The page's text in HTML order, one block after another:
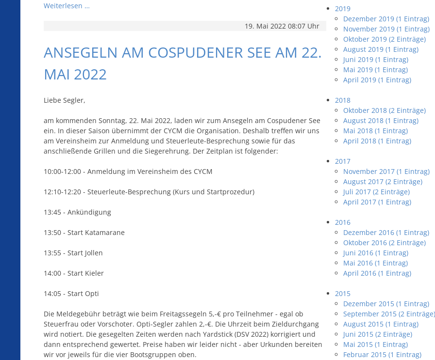
Weiterlesen …
19. Mai 2022 08:07 Uhr
ANSEGELN AM COSPUDENER SEE AM 22.
MAI 2022
Liebe Segler,
am kommenden Sonntag, 22. Mai 2022, laden wir zum Ansegeln am Cospudener See
ein. In dieser Saison übernimmt der CYCM die Organisation. Deshalb treffen wir uns
am Vereinsheim zur Anmeldung und Steuerleute-Besprechung sowie für das
anschließende Grillen und die Siegerehrung. Der Zeitplan ist folgender:
10:00-12:00 - Anmeldung im Vereinsheim des CYCM
12:10-12:20 - Steuerleute-Besprechung (Kurs und Startprozedur)
13:45 - Ankündigung
13:50 - Start Katamarane
13:55 - Start Jollen
14:00 - Start Kieler
14:05 - Start Opti
Die Meldegebühr beträgt wie beim Freitagssegeln 5,-€ pro Teilnehmer - egal ob
Steuerfrau oder Vorschoter. Opti-Segler zahlen 2,-€. Die Uhrzeit beim Zieldurchgang
wird notiert. Die gesegelten Zeiten werden nach Yardstick (DSV 2022) korrigiert und
dann entsprechend gewertet. Preise haben wir leider nicht - aber Urkunden bereiten
wir vor jeweils für die vier Bootsgruppen oben.
2019
Dezember 2019 (1 Eintrag)
November 2019 (1 Eintrag)
Oktober 2019 (2 Einträge)
August 2019 (1 Eintrag)
Juni 2019 (1 Eintrag)
Mai 2019 (1 Eintrag)
April 2019 (1 Eintrag)
2018
Oktober 2018 (2 Einträge)
August 2018 (1 Eintrag)
Mai 2018 (1 Eintrag)
April 2018 (1 Eintrag)
2017
November 2017 (1 Eintrag)
August 2017 (2 Einträge)
Juli 2017 (2 Einträge)
April 2017 (1 Eintrag)
2016
Dezember 2016 (1 Eintrag)
Oktober 2016 (2 Einträge)
Juni 2016 (1 Eintrag)
Mai 2016 (1 Eintrag)
April 2016 (1 Eintrag)
2015
Dezember 2015 (1 Eintrag)
September 2015 (2 Einträge)
August 2015 (1 Eintrag)
Juni 2015 (2 Einträge)
Mai 2015 (1 Eintrag)
Februar 2015 (1 Eintrag)